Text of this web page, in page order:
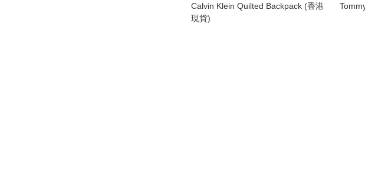
Calvin Klein Quilted Backpack (香港
現貨)